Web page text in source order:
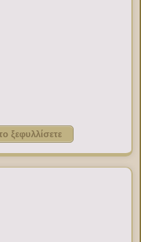
ξεφυλλίσετε